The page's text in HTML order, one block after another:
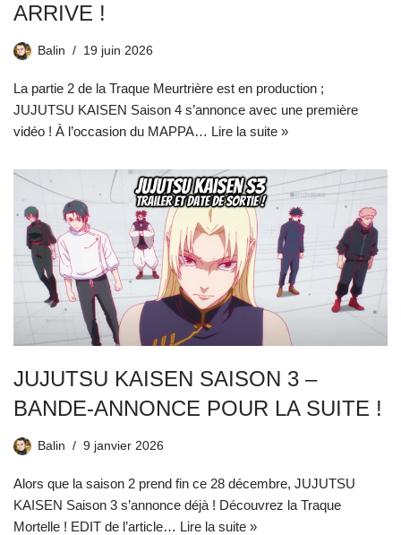
ARRIVE !
Balin 19 juin 2026
La partie 2 de la Traque Meurtrière est en production ;
JUJUTSU KAISEN Saison 4 s’annonce avec une première
vidéo ! À l’occasion du MAPPA… Lire la suite »
JUJUTSU KAISEN SAISON 3 –
BANDE-ANNONCE POUR LA SUITE !
Balin 9 janvier 2026
Alors que la saison 2 prend fin ce 28 décembre, JUJUTSU
KAISEN Saison 3 s’annonce déjà ! Découvrez la Traque
Mortelle ! EDIT de l’article… Lire la suite »